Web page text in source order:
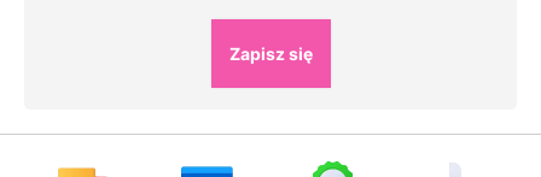
Zapisz się